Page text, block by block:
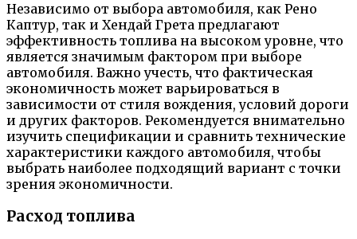
Независимо от выбора автомобиля, как Рено
Каптур, так и Хендай Грета предлагают
эффективность топлива на высоком уровне, что
является значимым фактором при выборе
автомобиля. Важно учесть, что фактическая
экономичность может варьироваться в
зависимости от стиля вождения, условий дороги
и других факторов. Рекомендуется внимательно
изучить спецификации и сравнить технические
характеристики каждого автомобиля, чтобы
выбрать наиболее подходящий вариант с точки
зрения экономичности.
Расход топлива